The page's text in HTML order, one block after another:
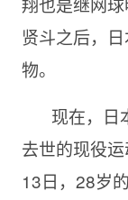
贤斗之后，
物。
现在，日
去世的现役
13日，28岁